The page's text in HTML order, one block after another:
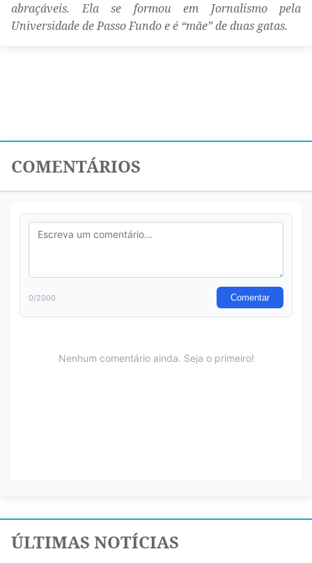
abraçáveis. Ela se formou em Jornalismo pela
Universidade de Passo Fundo e é “mãe” de duas gatas.
COMENTÁRIOS
ÚLTIMAS NOTÍCIAS